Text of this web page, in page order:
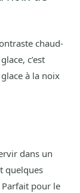
chaud-
c’est
à la noix
dans un
quelques
pour le